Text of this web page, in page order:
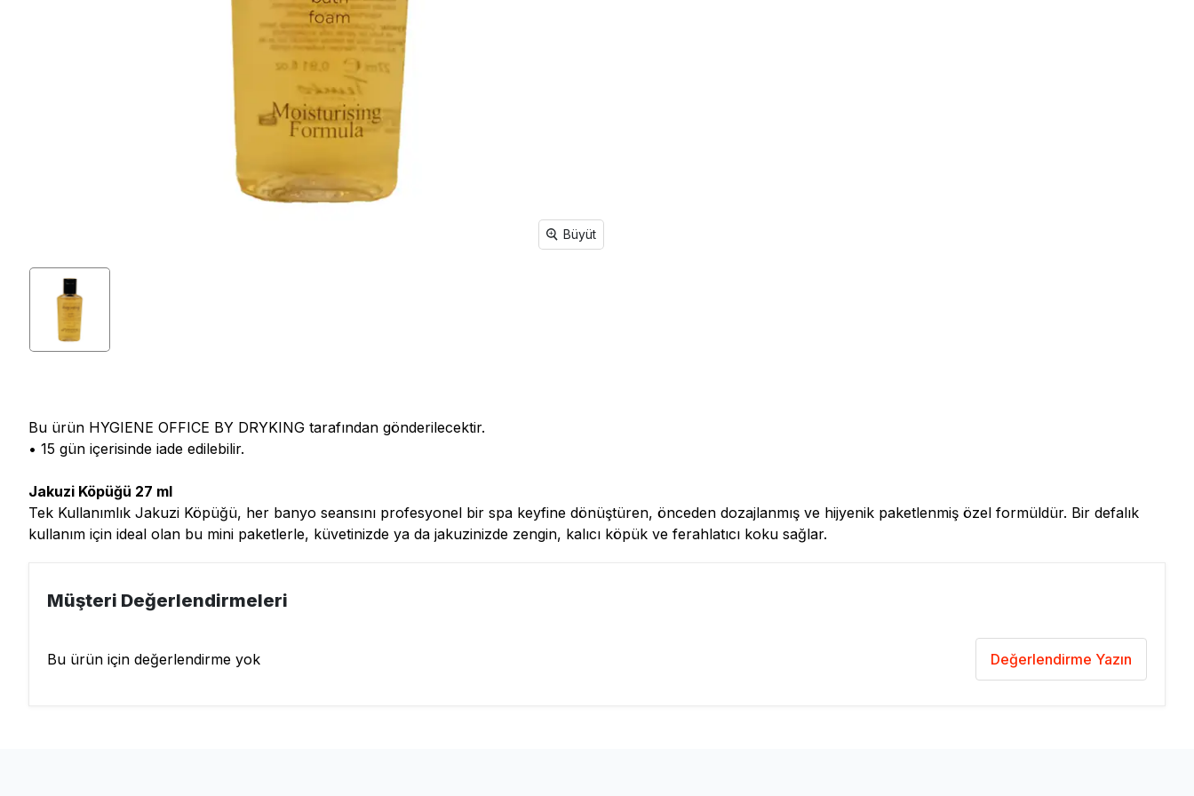
Büyüt
Bu ürün HYGIENE OFFICE BY DRYKING tarafından gönderilecektir.
• 15 gün içerisinde iade edilebilir.
Jakuzi Köpüğü 27 ml
Tek Kullanımlık Jakuzi Köpüğü, her banyo seansını profesyonel bir spa keyfine dönüştüren, önceden dozajlanmış ve hijyenik paketlenmiş özel formüldür. Bir defalık
kullanım için ideal olan bu mini paketlerle, küvetinizde ya da jakuzinizde zengin, kalıcı köpük ve ferahlatıcı koku sağlar.
Müşteri Değerlendirmeleri
Bu ürün için değerlendirme yok Değerlendirme Yazın